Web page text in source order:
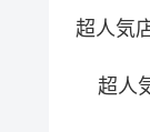
超人気
超人